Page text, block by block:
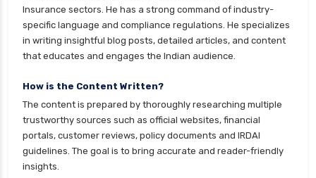
personal loan eligibility incred
personal loan eligibility indusind bank
personal loan eligibility kotak
personal loan eligibility shriram
personal loan eligibility tata capital
personal loan eligibility yes bank
personal loan for ca
Insurance sectors. He has a strong command of industry-
specific language and compliance regulations. He specializes
in writing insightful blog posts, detailed articles, and content
that educates and engages the Indian audience.
How is the Content Written?
The content is prepared by thoroughly researching multiple
trustworthy sources such as official websites, financial
portals, customer reviews, policy documents and IRDAI
guidelines. The goal is to bring accurate and reader-friendly
insights.